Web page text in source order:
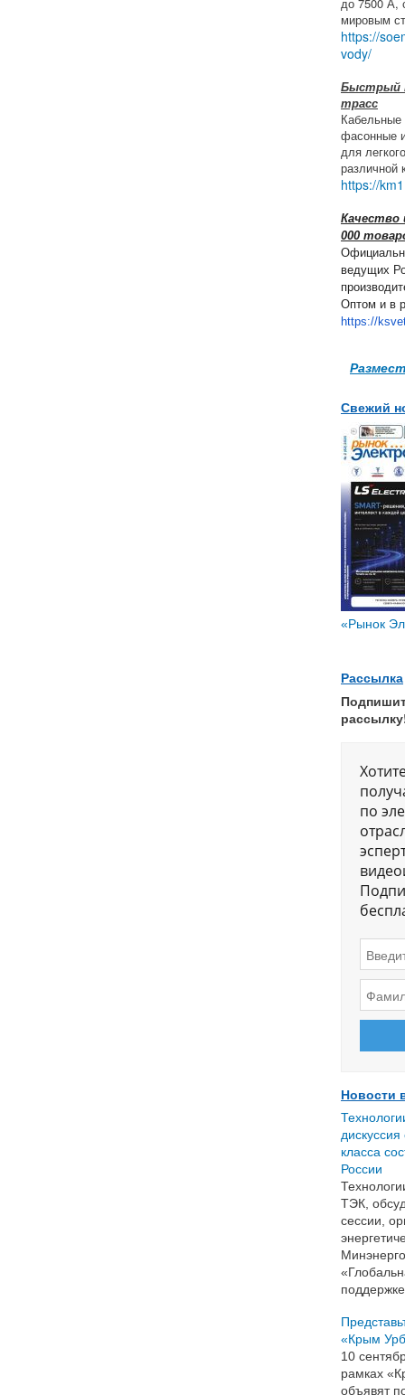
мировым
https://
vody/
Быстрый
трасс
Кабельные
фасонные
для
различной
https://
Качество
000
ведущих
Оптом и в
https://
Свежий
«Рынок
Рассылка
по
Новости
класса
России
ТЭК,
сессии,
«Крым
10
рамках
объявят